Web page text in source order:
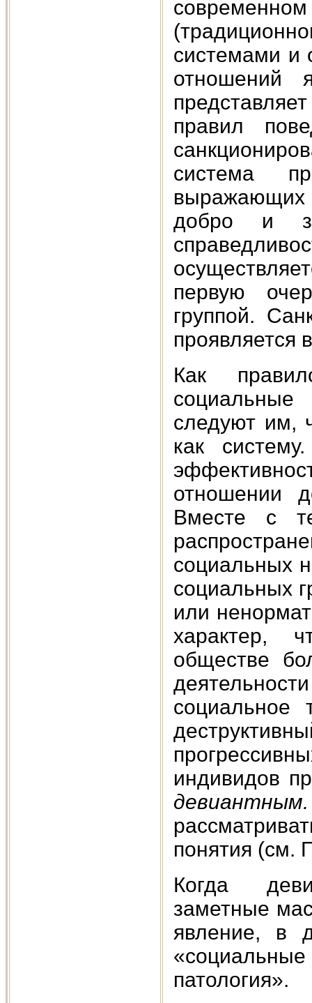
системами и
отношений
правил
система
добро и
первую
группой.
проявляется
Как
следуют им,
как
отношении
Вместе с
социальных
социальных
или
характер,
обществе
социальное
индивидов
девиантным.
понятия (см.
Когда
заметные
явление, в
патология».